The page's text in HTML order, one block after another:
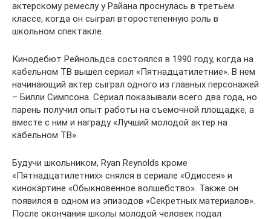
актерскому ремеслу у Райана проснулась в третьем
классе, когда он сыграл второстепенную роль в
школьном спектакле.
Кинодебют Рейнольдса состоялся в 1990 году, когда на
кабельном ТВ вышел сериал «Пятнадцатилетние». В нем
начинающий актер сыграл одного из главных персонажей
– Билли Симпсона. Сериал показывали всего два года, но
парень получил опыт работы на съемочной площадке, а
вместе с ним и награду «Лучший молодой актер на
кабельном ТВ».
Будучи школьником, Ryan Reynolds кроме
«Пятнадцатилетних» снялся в сериале «Одиссея» и
кинокартине «Обыкновенное волшебство». Также он
появился в одном из эпизодов «Секретных материалов».
После окончания школы молодой человек подал